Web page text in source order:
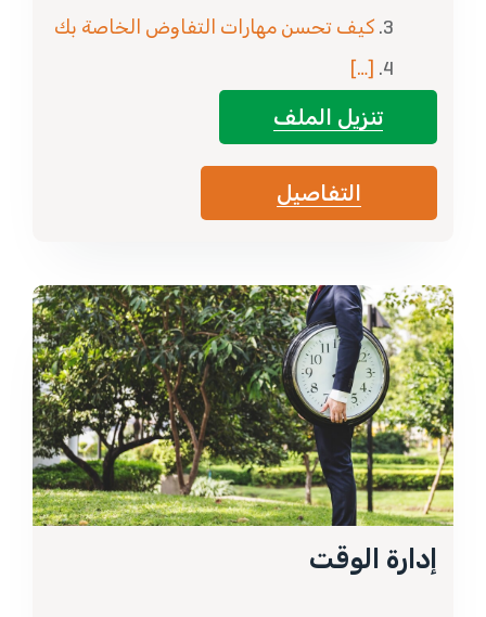
كيف تحسن مهارات التفاوض الخاصة بك
[…]
تنزيل الملف
التفاصيل
إدارة الوقت